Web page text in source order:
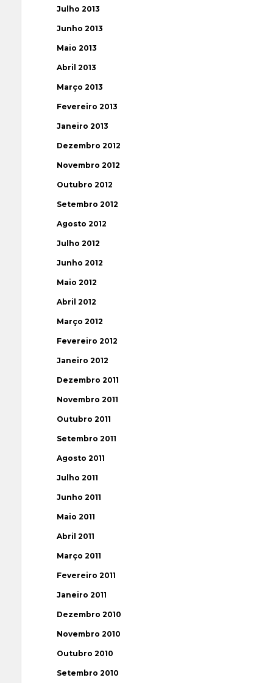
Julho 2013
Junho 2013
Maio 2013
Abril 2013
Março 2013
Fevereiro 2013
Janeiro 2013
Dezembro 2012
Novembro 2012
Outubro 2012
Setembro 2012
Agosto 2012
Julho 2012
Junho 2012
Maio 2012
Abril 2012
Março 2012
Fevereiro 2012
Janeiro 2012
Dezembro 2011
Novembro 2011
Outubro 2011
Setembro 2011
Agosto 2011
Julho 2011
Junho 2011
Maio 2011
Abril 2011
Março 2011
Fevereiro 2011
Janeiro 2011
Dezembro 2010
Novembro 2010
Outubro 2010
Setembro 2010